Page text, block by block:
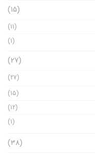
(15)
(11)
(1)
(27)
(27)
(15)
(12)
(1)
(38)